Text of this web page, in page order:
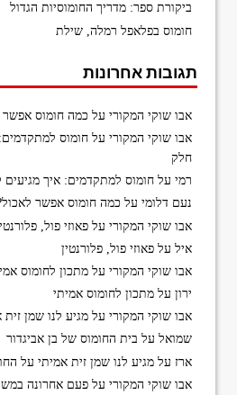
ביקורת ספר: מדריך החומוסיות הגדול
חומוס בפלאפל רמלה, שילת
תגובות אחרונות
אבו שוקי המקורי על כמה חומוס אפשר
אבו שוקי המקורי עלחומוס
חלק
רמי עלחומוס למתקדמים: איך
נעם דלומי על כמה חומוס אפשר
אבו שוקי המקורי עלפאוזי פול,
איל עלפאוזי פול, פלורנטין
אבו שוקי המקורי עלמתכון לחומוס
ירון עלמתכון לחומוס אמיתי
אבו שוקי המקורי עלמגיע לנו שמן
שמואל על בית החומוס של בן אביגדור
ארז עלמגיע לנו שמן זית אמיתי על
אבו שוקי המקורי עלפעם אחרונה